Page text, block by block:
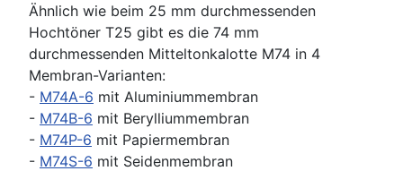
Ähnlich wie beim 25 mm durchmessenden
Hochtöner T25 gibt es die 74 mm
durchmessenden Mitteltonkalotte M74 in 4
Membran-Varianten:
- M74A-6 mit Aluminiummembran
- M74B-6 mit Berylliummembran
- M74P-6 mit Papiermembran
- M74S-6 mit Seidenmembran